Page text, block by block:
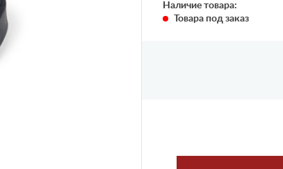
Наличие товара:
Товара под заказ